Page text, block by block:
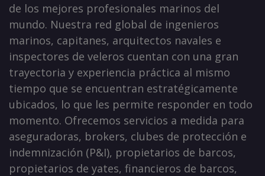
de los mejores profesionales marinos del
mundo. Nuestra red global de ingenieros
marinos, capitanes, arquitectos navales e
inspectores de veleros cuentan con una gran
trayectoria y experiencia práctica al mismo
tiempo que se encuentran estratégicamente
ubicados, lo que les permite responder en todo
momento. Ofrecemos servicios a medida para
aseguradoras, brokers, clubes de protección e
indemnización (P&I), propietarios de barcos,
propietarios de yates, financieros de barcos,